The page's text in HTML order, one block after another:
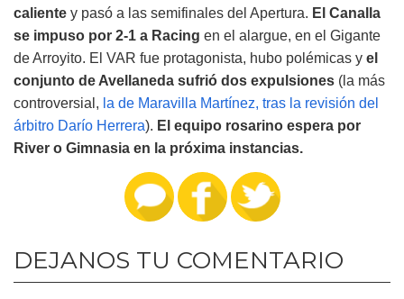
caliente y pasó a las semifinales del Apertura. El Canalla
se impuso por 2-1 a Racing en el alargue, en el Gigante
de Arroyito. El VAR fue protagonista, hubo polémicas y el
conjunto de Avellaneda sufrió dos expulsiones (la más
controversial, la de Maravilla Martínez, tras la revisión del
árbitro Darío Herrera). El equipo rosarino espera por
River o Gimnasia en la próxima instancias.
DEJANOS TU COMENTARIO